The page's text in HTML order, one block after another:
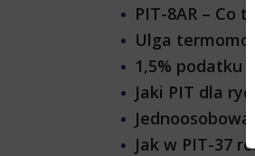
PIT-8AR – Co
Ulga
1,5% podatku
Jaki PIT dla
Jak w PIT-37